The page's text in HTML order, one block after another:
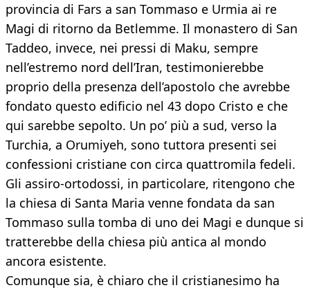
provincia di Fars a san Tommaso e Urmia ai re
Magi di ritorno da Betlemme. Il monastero di San
Taddeo, invece, nei pressi di Maku, sempre
nell’estremo nord dell’Iran, testimonierebbe
proprio della presenza dell’apostolo che avrebbe
fondato questo edificio nel 43 dopo Cristo e che
qui sarebbe sepolto. Un po’ più a sud, verso la
Turchia, a Orumiyeh, sono tuttora presenti sei
confessioni cristiane con circa quattromila fedeli.
Gli assiro-ortodossi, in particolare, ritengono che
la chiesa di Santa Maria venne fondata da san
Tommaso sulla tomba di uno dei Magi e dunque si
tratterebbe della chiesa più antica al mondo
ancora esistente.
Comunque sia, è chiaro che il cristianesimo ha